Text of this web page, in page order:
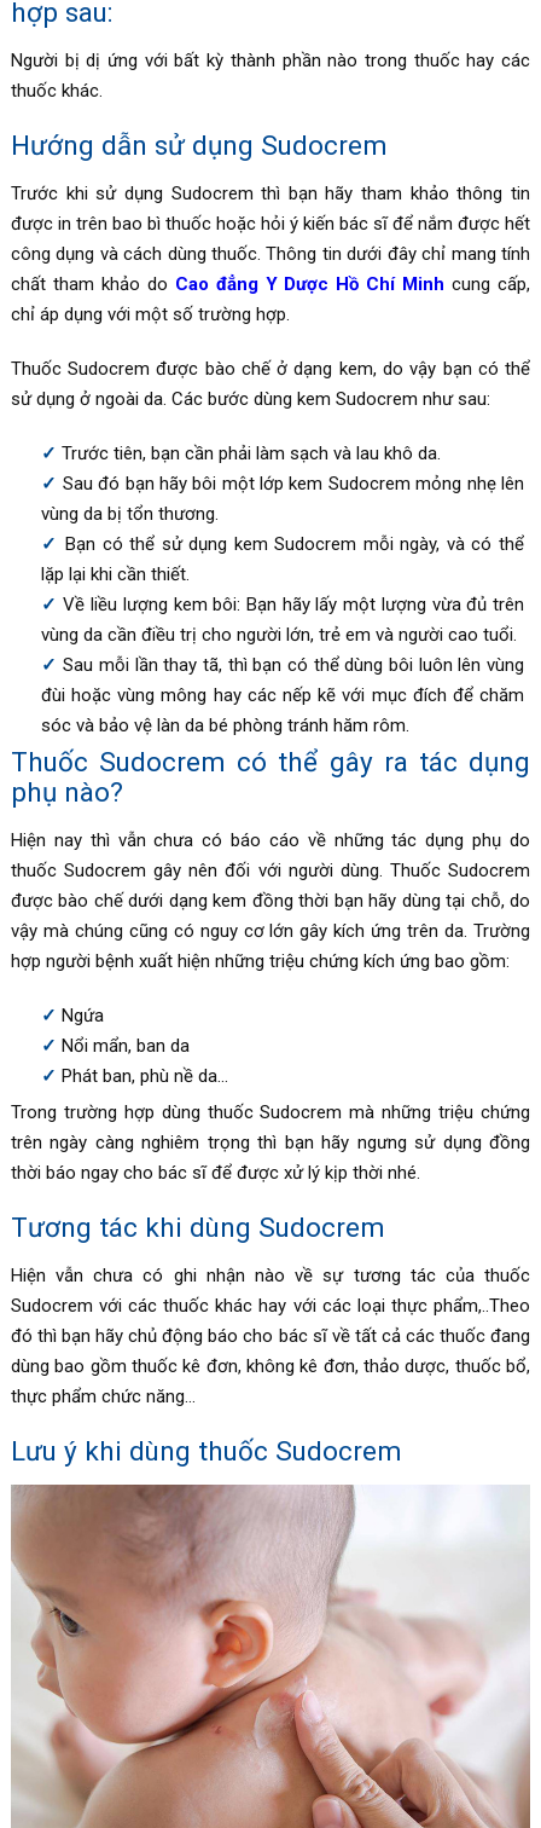
hợp sau:
Người bị dị ứng với bất kỳ thành phần nào trong thuốc hay các
thuốc khác.
Hướng dẫn sử dụng Sudocrem
Trước khi sử dụng Sudocrem thì bạn hãy tham khảo thông tin
được in trên bao bì thuốc hoặc hỏi ý kiến bác sĩ để nắm được hết
công dụng và cách dùng thuốc. Thông tin dưới đây chỉ mang tính
chất tham khảo do Cao đẳng Y Dược Hồ Chí Minh cung cấp,
chỉ áp dụng với một số trường hợp.
Thuốc Sudocrem được bào chế ở dạng kem, do vậy bạn có thể
sử dụng ở ngoài da. Các bước dùng kem Sudocrem như sau:
Trước tiên, bạn cần phải làm sạch và lau khô da.
Sau đó bạn hãy bôi một lớp kem Sudocrem mỏng nhẹ lên
vùng da bị tổn thương.
Bạn có thể sử dụng kem Sudocrem mỗi ngày, và có thể
lặp lại khi cần thiết.
Về liều lượng kem bôi: Bạn hãy lấy một lượng vừa đủ trên
vùng da cần điều trị cho người lớn, trẻ em và người cao tuổi.
Sau mỗi lần thay tã, thì bạn có thể dùng bôi luôn lên vùng
đùi hoặc vùng mông hay các nếp kẽ với mục đích để chăm
sóc và bảo vệ làn da bé phòng tránh hăm rôm.
Thuốc Sudocrem có thể gây ra tác dụng
phụ nào?
Hiện nay thì vẫn chưa có báo cáo về những tác dụng phụ do
thuốc Sudocrem gây nên đối với người dùng. ThuốcSudocrem
được bào chế dưới dạng kem đồng thời bạn hãy dùng tại chỗ, do
vậy mà chúng cũng có nguy cơ lớn gây kích ứng trên da. Trường
hợp người bệnh xuất hiện những triệu chứng kích ứng bao gồm:
Ngứa
Nổi mẩn, ban da
Phát ban, phù nề da…
Trong trường hợp dùng thuốcSudocrem mà những triệu chứng
trên ngày càng nghiêm trọng thì bạn hãy ngưng sử dụng đồng
thời báo ngay cho bác sĩ để được xử lý kịp thời nhé.
Tương tác khi dùng Sudocrem
Hiện vẫn chưa có ghi nhận nào về sự tương tác của thuốc
Sudocrem với các thuốc khác hay với các loại thực phẩm,..Theo
đó thì bạn hãy chủ động báo cho bác sĩ về tất cả các thuốc đang
dùng bao gồm thuốc kê đơn, không kê đơn, thảo dược, thuốc bổ,
thực phẩm chức năng…
Lưu ý khi dùng thuốc Sudocrem